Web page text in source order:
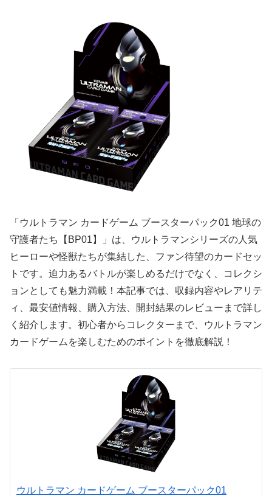
「ウルトラマン カードゲーム ブースターパック01 地球の
守護者たち【BP01】」は、ウルトラマンシリーズの人気
ヒーローや怪獣たちが集結した、ファン待望のカードセッ
トです。迫力あるバトルが楽しめるだけでなく、コレクシ
ョンとしても魅力満載！本記事では、収録内容やレアリテ
ィ、最安値情報、購入方法、開封結果のレビューまで詳し
く紹介します。初心者からコレクターまで、ウルトラマン
カードゲームを楽しむためのポイントを徹底解説！
ウルトラマン カードゲーム ブースターパック01